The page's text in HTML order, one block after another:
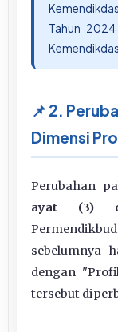
Tahun
📌 2.
Dimensi
Perubahan
ayat (3)
sebelumnya
dengan
tersebut